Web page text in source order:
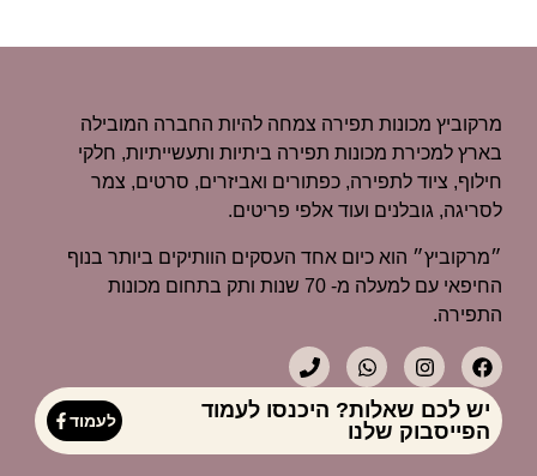
מרקוביץ מכונות תפירה צמחה להיות החברה המובילה
בארץ למכירת מכונות תפירה ביתיות ותעשייתיות, חלקי
חילוף, ציוד לתפירה, כפתורים ואביזרים, סרטים, צמר
לסריגה, גובלנים ועוד אלפי פריטים.
״מרקוביץ״ הוא כיום אחד העסקים הוותיקים ביותר בנוף
החיפאי עם למעלה מ- 70 שנות ותק בתחום מכונות
התפירה.
יש לכם שאלות? היכנסו לעמוד
הפייסבוק שלנו
לעמוד